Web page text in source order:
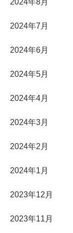
2024年8月
2024年7月
2024年6月
2024年5月
2024年4月
2024年3月
2024年2月
2024年1月
2023年12月
2023年11月